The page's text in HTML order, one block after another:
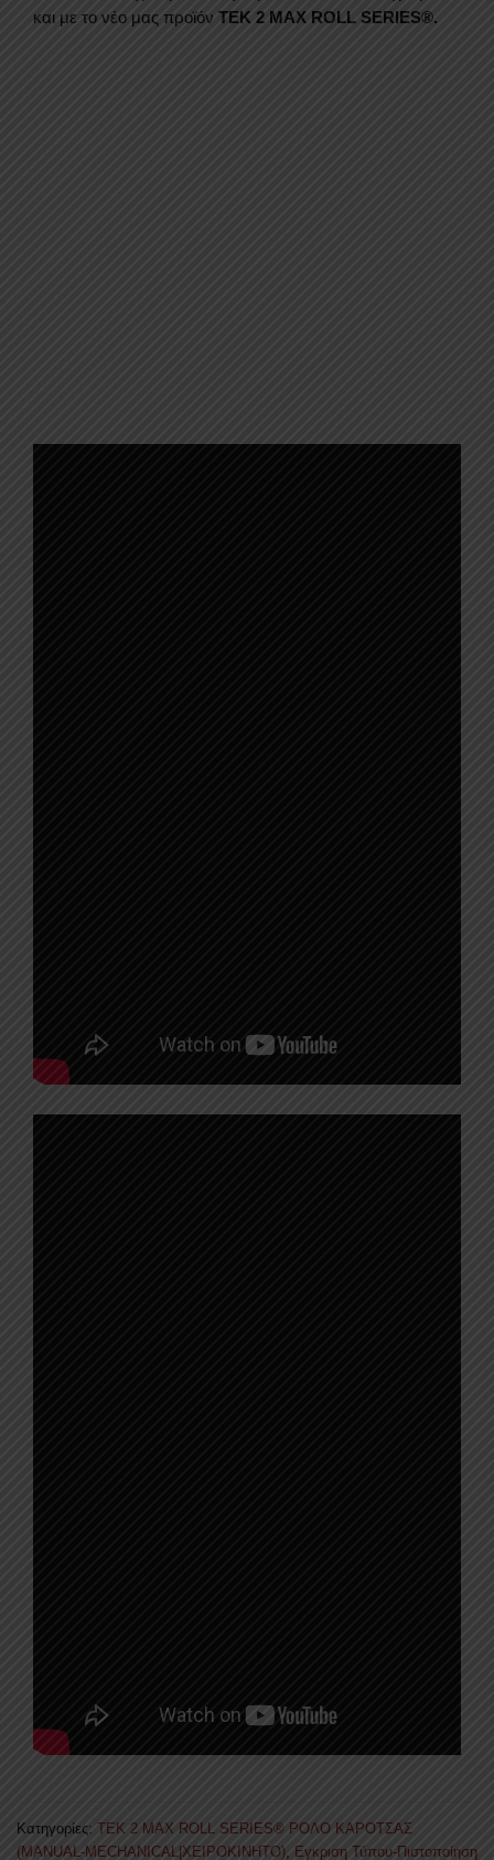
και με το νέο μας προϊόν TEK 2 MAX ROLL SERIES®.
Κατηγορίες: TEK 2 MAX ROLL SERIES® ΡΟΛΟ ΚΑΡΟΤΣΑΣ
(MANUAL-MECHANICAL|ΧΕΙΡΟΚΙΝΗΤΟ), Eγκριση Τύπου-Πιστοποίηση